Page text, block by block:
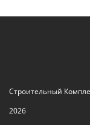
Строительный
2026